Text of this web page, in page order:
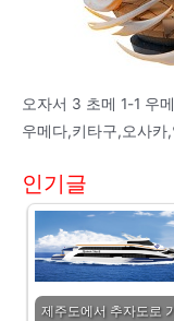
오자서 3 초메 1-1 우
우메다,키타구,오사카
인기글
제주도에서 추자도로